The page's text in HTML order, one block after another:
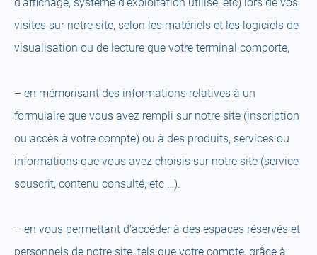
visites sur notre site, selon les matériels et les logiciels de
visualisation ou de lecture que votre terminal comporte,
– en mémorisant des informations relatives à un
formulaire que vous avez rempli sur notre site (inscription
ou accès à votre compte) ou à des produits, services ou
informations que vous avez choisis sur notre site (service
souscrit, contenu consulté, etc …).
– en vous permettant d’accéder à des espaces réservés et
personnels de notre site, tels que votre compte, grâce à